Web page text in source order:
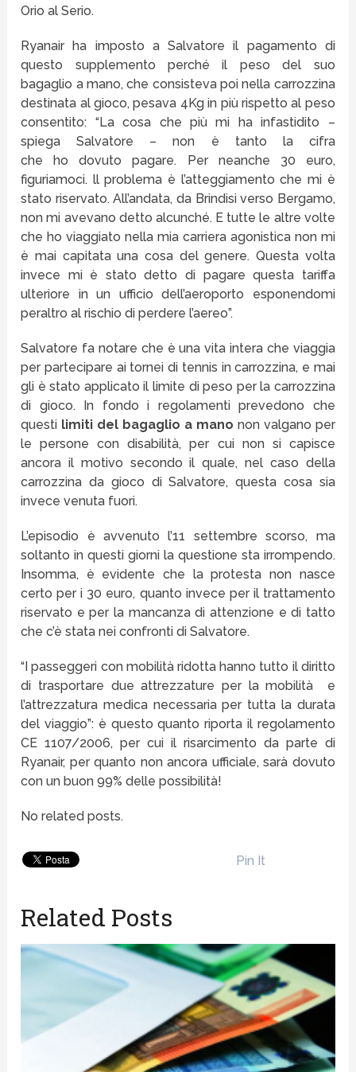
Orio al Serio.
Ryanair ha imposto a Salvatore il pagamento di
questo supplemento perché il peso del suo
bagaglio a mano, che consisteva poi nella carrozzina
destinata al gioco, pesava 4Kg in più rispetto al peso
consentito: “La cosa che più mi ha infastidito –
spiega Salvatore – non è tanto la cifra
che ho dovuto pagare. Per neanche 30 euro,
figuriamoci. ll problema è l’atteggiamento che mi è
stato riservato. All’andata, da Brindisi verso Bergamo,
non mi avevano detto alcunché. E tutte le altre volte
che ho viaggiato nella mia carriera agonistica non mi
è mai capitata una cosa del genere. Questa volta
invece mi è stato detto di pagare questa tariffa
ulteriore in un ufficio dell’aeroporto esponendomi
peraltro al rischio di perdere l’aereo”.
Salvatore fa notare che è una vita intera che viaggia
per partecipare ai tornei di tennis in carrozzina, e mai
gli è stato applicato il limite di peso per la carrozzina
di gioco. In fondo i regolamenti prevedono che
questi limiti del bagaglio a mano non valgano per
le persone con disabilità, per cui non si capisce
ancora il motivo secondo il quale, nel caso della
carrozzina da gioco di Salvatore, questa cosa sia
invece venuta fuori.
L’episodio è avvenuto l’11 settembre scorso, ma
soltanto in questi giorni la questione sta irrompendo.
Insomma, è evidente che la protesta non nasce
certo per i 30 euro, quanto invece per il trattamento
riservato e per la mancanza di attenzione e di tatto
che c’è stata nei confronti di Salvatore.
“I passeggeri con mobilità ridotta hanno tutto il diritto
di trasportare due attrezzature per la mobilità e
l’attrezzatura medica necessaria per tutta la durata
del viaggio”: è questo quanto riporta il regolamento
CE 1107/2006, per cui il risarcimento da parte di
Ryanair, per quanto non ancora ufficiale, sarà dovuto
con un buon 99% delle possibilità!
No related posts.
Pin It
Related Posts